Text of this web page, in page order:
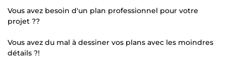
Vous avez besoin d'un plan professionnel pour votre
projet ??
Vous avez du mal à dessiner vos plans avec les moindres
détails ?!